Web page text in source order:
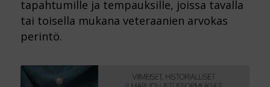
tapahtumille ja tempauksille, joissa tavalla
tai toisella mukana veteraanien arvokas
perintö.